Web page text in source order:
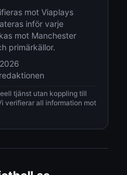
mot Viaplays
inför varje
mot Manchester
primärkällor.
tjänst utan koppling till
verifierar all information mot